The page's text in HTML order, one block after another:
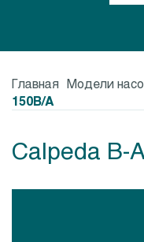
Главная Модели
150B/A
Calpeda B-